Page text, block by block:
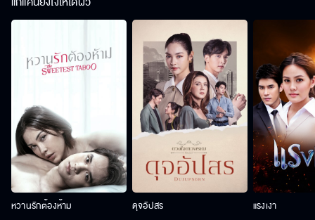
หวานรักต้องห้าม ดุจอัปสร แรงเงา